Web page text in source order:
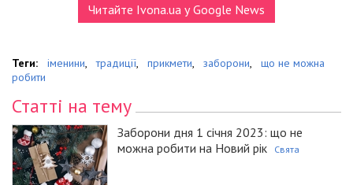
Читайте Ivona.ua у Google News
Теги: іменини традиції прикмети заборони
що не можна
робити
Статті на тему
Заборони дня 1 січня 2023: що не
можна робити на Новий рік
Свята